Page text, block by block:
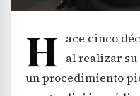
H ace cinco
al realizar
un procedimiento